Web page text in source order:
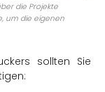
die Projekte
um die eigenen
sollten Sie